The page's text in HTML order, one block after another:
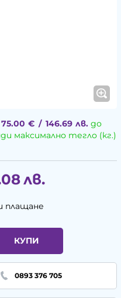
75.00 € / 146.69 лв.до
максимално тегло (кг.)
лв.
плащане
КУПИ
0893 376 705